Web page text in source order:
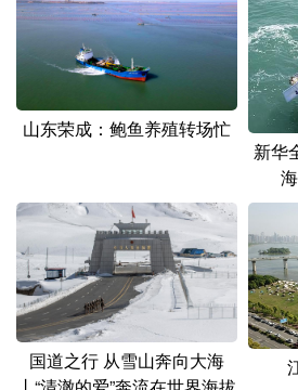
山东荣成：鲍鱼养殖转场忙
新华
国道之行 从雪山奔向大海